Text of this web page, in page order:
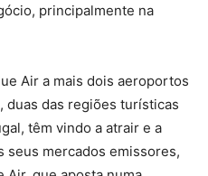
principalmente na
Air a mais dois aeroportos
duas das regiões turísticas
têm vindo a atrair e a
seus mercados emissores,